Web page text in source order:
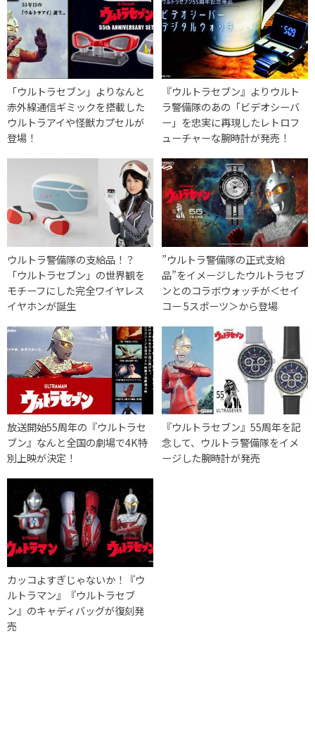
「ウルトラセブン」よりなんと
赤外線通信ギミックを搭載した
ウルトラアイや怪獣カプセルが
登場！
『ウルトラセブン』よりウルト
ラ警備隊のあの「ビデオシーバ
ー」を忠実に再現したレトロフ
ューチャーな腕時計が発売！
ウルトラ警備隊の支給品！？
「ウルトラセブン」の世界観を
モチーフにした完全ワイヤレス
イヤホンが誕生
”ウルトラ警備隊の正式支給
品”をイメージしたウルトラセブ
ンとのコラボウォッチが＜セイ
コー 5スポーツ＞から登場
放送開始55周年の『ウルトラセ
ブン』なんと全国の劇場で4K特
別上映が決定！
『ウルトラセブン』55周年を記
念して、ウルトラ警備隊をイメ
ージした腕時計が発売
カッコよすぎじゃないか！『ウ
ルトラマン』『ウルトラセブ
ン』のキャディバッグが復刻発
売